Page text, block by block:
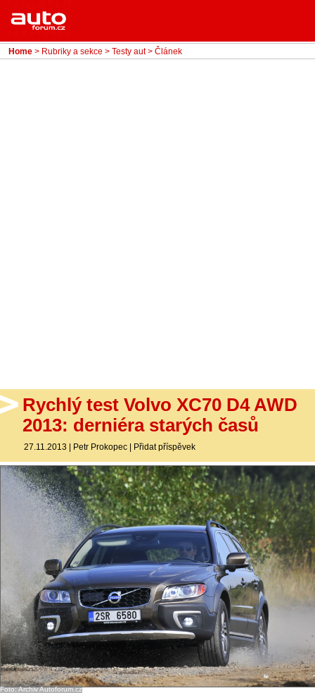
Home
Rubriky
Sledujte nás!
Home > Rubriky a sekce > Testy aut> Článek
Rychlý test Volvo XC70 D4 AWD
2013: derniéra starých časů
27.11.2013 | Petr Prokopec | Přidat příspěvek
Foto: Archiv Autoforum.cz